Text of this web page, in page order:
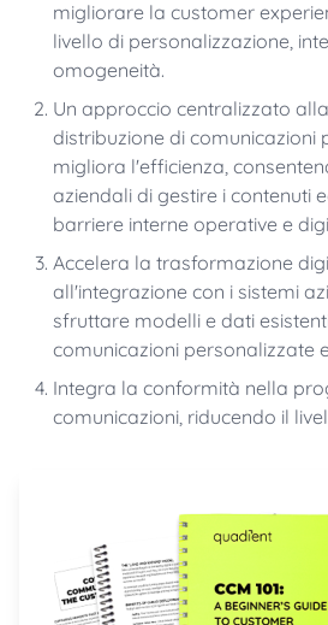
migliorare la customer
livello di personalizzazione,
omogeneità.
Un approccio centralizzato
distribuzione di comunicazioni
migliora l'efficienza,
aziendali di gestire i contenuti
barriere interne operative e
Accelera la trasformazione
all'integrazione con i sistemi
sfruttare modelli e dati
comunicazioni personalizzate
Integra la conformità nella
comunicazioni, riducendo il